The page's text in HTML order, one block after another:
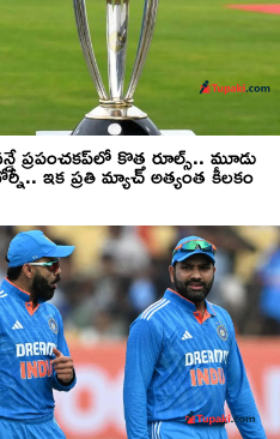
ప్రపంచకప్‌లో కొత్త రూల్స్.. మూడు
ఇక ప్రతి మ్యాచ్ అత్యంత కీలకం